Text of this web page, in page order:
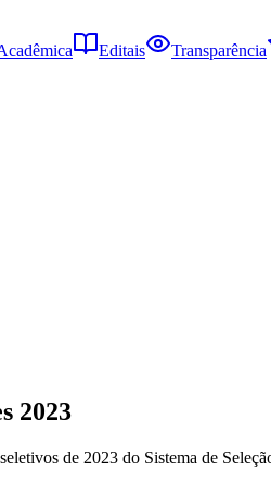
Editais
Transparência
2023
de 2023 do Sistema de